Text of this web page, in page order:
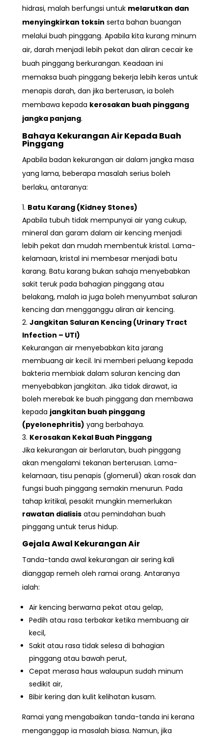
hidrasi, malah berfungsi untuk melarutkan dan
menyingkirkan toksin serta bahan buangan
melalui buah pinggang. Apabila kita kurang minum
air, darah menjadi lebih pekat dan aliran cecair ke
buah pinggang berkurangan. Keadaan ini
memaksa buah pinggang bekerja lebih keras untuk
menapis darah, dan jika berterusan, ia boleh
membawa kepada kerosakan buah pinggang
jangka panjang.
Bahaya Kekurangan Air Kepada Buah
Pinggang
Apabila badan kekurangan air dalam jangka masa
yang lama, beberapa masalah serius boleh
berlaku, antaranya:
Batu Karang (Kidney Stones)
Apabila tubuh tidak mempunyai air yang cukup,
mineral dan garam dalam air kencing menjadi
lebih pekat dan mudah membentuk kristal. Lama-
kelamaan, kristal ini membesar menjadi batu
karang. Batu karang bukan sahaja menyebabkan
sakit teruk pada bahagian pinggang atau
belakang, malah ia juga boleh menyumbat saluran
kencing dan mengganggu aliran air kencing.
Jangkitan Saluran Kencing (Urinary Tract
Infection – UTI)
Kekurangan air menyebabkan kita jarang
membuang air kecil. Ini memberi peluang kepada
bakteria membiak dalam saluran kencing dan
menyebabkan jangkitan. Jika tidak dirawat, ia
boleh merebak ke buah pinggang dan membawa
kepada jangkitan buah pinggang
(pyelonephritis) yang berbahaya.
Kerosakan Kekal Buah Pinggang
Jika kekurangan air berlarutan, buah pinggang
akan mengalami tekanan berterusan. Lama-
kelamaan, tisu penapis (glomeruli) akan rosak dan
fungsi buah pinggang semakin menurun. Pada
tahap kritikal, pesakit mungkin memerlukan
rawatan dialisisatau pemindahan buah
pinggang untuk terus hidup.
Gejala Awal Kekurangan Air
Tanda-tanda awal kekurangan air sering kali
dianggap remeh oleh ramai orang. Antaranya
ialah:
Air kencing berwarna pekat atau gelap,
Pedih atau rasa terbakar ketika membuang air
kecil,
Sakit atau rasa tidak selesa di bahagian
pinggang atau bawah perut,
Cepat merasa haus walaupun sudah minum
sedikit air,
Bibir kering dan kulit kelihatan kusam.
Ramai yang mengabaikan tanda-tanda ini kerana
menganggap ia masalah biasa. Namun, jika